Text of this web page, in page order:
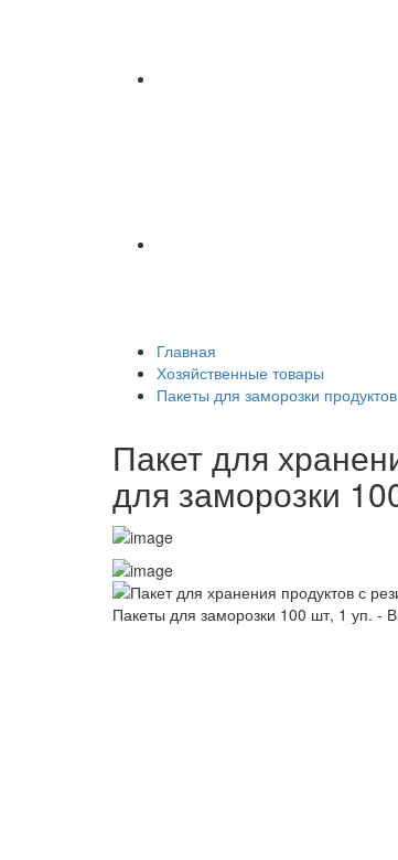
Главная
Хозяйственные товары
Пакеты для заморозки продуктов
Пакет для
для заморозки